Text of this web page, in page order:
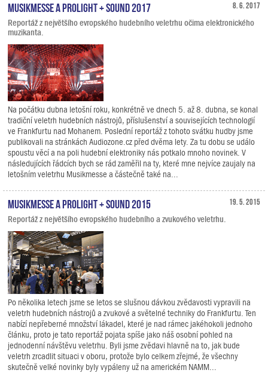
8. 6. 2017
Musikmesse a Prolight + Sound 2017
Reportáž z největšího evropského hudebního veletrhu očima elektronického
muzikanta.
Na počátku dubna letošní roku, konkrétně ve dnech 5. až 8. dubna, se konal
tradiční veletrh hudebních nástrojů, příslušenství a souvisejících technologií
ve Frankfurtu nad Mohanem. Poslední reportáž z tohoto svátku hudby jsme
publikovali na stránkách Audiozone.cz před dvěma lety. Za tu dobu se událo
spoustu věcí a na poli hudební elektroniky nás potkalo mnoho novinek. V
následujících řádcích bych se rád zaměřil na ty, které mne nejvíce zaujaly na
letošním veletrhu Musikmesse a částečně také na...
19. 5. 2015
Musikmesse a Prolight + Sound 2015
Reportáž z největšího evropského hudebního a zvukového veletrhu.
Po několika letech jsme se letos se slušnou dávkou zvědavosti vypravili na
veletrh hudebních nástrojů a zvukové a světelné techniky do Frankfurtu. Ten
nabízí nepřeberné množství lákadel, které je nad rámec jakéhokoli jednoho
článku, proto je tato reportáž pojata spíše jako náš osobní pohled na
jednodenní návštěvu veletrhu. Byli jsme zvědavi hlavně na to, jak bude
veletrh zrcadlit situaci v oboru, protože bylo celkem zřejmé, že všechny
skutečně velké novinky byly vypáleny už na americkém NAMM...